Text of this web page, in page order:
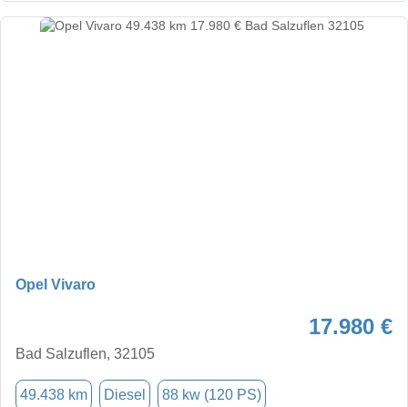
Opel Vivaro
17.980 €
Bad Salzuflen, 32105
49.438 km Diesel 88 kw (120 PS)